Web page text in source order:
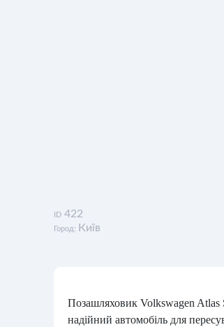
ID 422
Город: Київ
Позашляховик Volkswagen Atlas
надійний автомобіль для